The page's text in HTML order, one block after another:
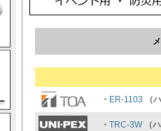
・ ER-1103 （
・ TRC-3W（ハ